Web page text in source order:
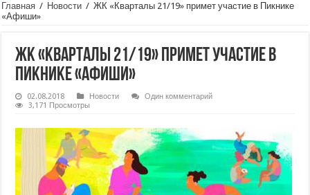
Главная / Новости / ЖК «Кварталы 21/19» примет участие в Пикнике
«Афиши»
ЖК «Кварталы 21/19» примет участие в
Пикнике «Афиши»
02.08.2018 Новости
Один комментарий
3,171 Просмотры